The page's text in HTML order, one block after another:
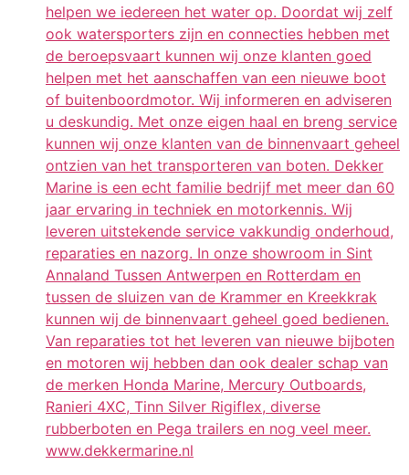
helpen we iedereen het water op. Doordat wij zelf
ook watersporters zijn en connecties hebben met
de beroepsvaart kunnen wij onze klanten goed
helpen met het aanschaffen van een nieuwe boot
of buitenboordmotor. Wij informeren en adviseren
u deskundig. Met onze eigen haal en breng service
kunnen wij onze klanten van de binnenvaart geheel
ontzien van het transporteren van boten. Dekker
Marine is een echt familie bedrijf met meer dan 60
jaar ervaring in techniek en motorkennis. Wij
leveren uitstekende service vakkundig onderhoud,
reparaties en nazorg. In onze showroom in Sint
Annaland Tussen Antwerpen en Rotterdam en
tussen de sluizen van de Krammer en Kreekkrak
kunnen wij de binnenvaart geheel goed bedienen.
Van reparaties tot het leveren van nieuwe bijboten
en motoren wij hebben dan ook dealer schap van
de merken Honda Marine, Mercury Outboards,
Ranieri 4XC, Tinn Silver Rigiflex, diverse
rubberboten en Pega trailers en nog veel meer.
www.dekkermarine.nl